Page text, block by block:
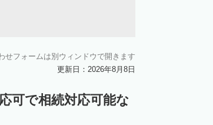
せフォームは別ウィンドウで開きます
更新日：2026年8月8日
可で相続対応可能な